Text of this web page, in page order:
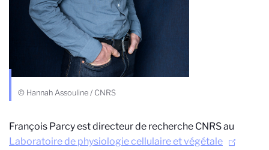
© Hannah Assouline / CNRS
François Parcy est directeur de recherche CNRS au
Laboratoire de physiologie cellulaire et végétale